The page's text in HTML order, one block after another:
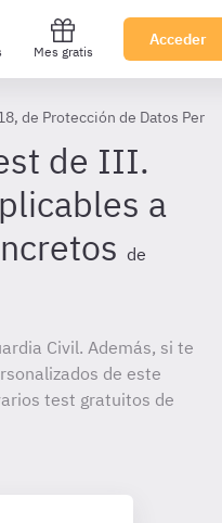
Mes gratis
Acceder
de Protección de Datos
de III.
a
de
Civil. Además, si te
de este
test gratuitos de